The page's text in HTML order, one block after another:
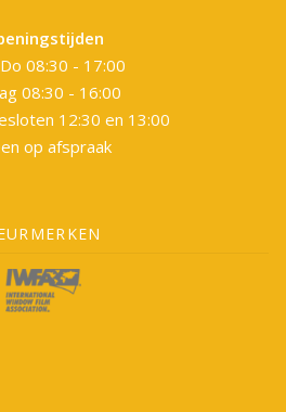
08:30 - 17:00
08:30 - 16:00
12:30 en 13:00
op afspraak